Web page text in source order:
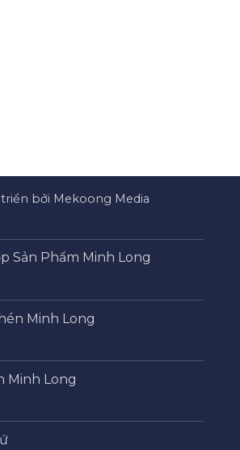
bởi Mekoong Media
Sản Phẩm Minh Long
Minh Long
Minh Long